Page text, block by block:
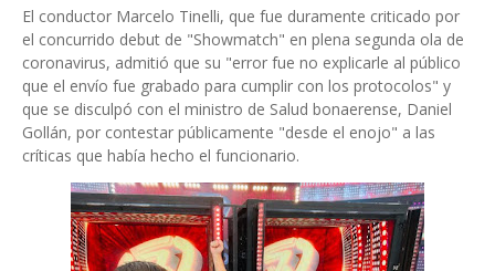
El conductor Marcelo Tinelli, que fue duramente criticado por
el concurrido debut de "Showmatch" en plena segunda ola de
coronavirus, admitió que su "error fue no explicarle al público
que el envío fue grabado para cumplir con los protocolos" y
que se disculpó con el ministro de Salud bonaerense, Daniel
Gollán, por contestar públicamente "desde el enojo" a las
críticas que había hecho el funcionario.